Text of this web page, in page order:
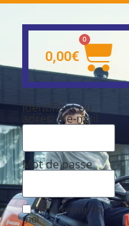
0,00€
0
Identifiant ou
adresse e-mail
Mot de passe
Se souvenir de
moi